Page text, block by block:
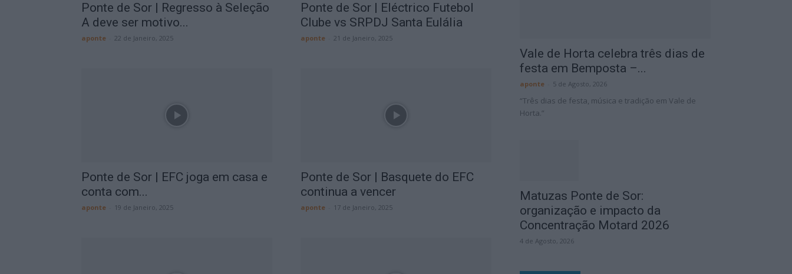
Ponte de Sor | Regresso à Seleção
A deve ser motivo...
aponte 22 de Janeiro, 2025
Ponte de Sor | Eléctrico Futebol
Clube vs SRPDJ Santa Eulália
aponte 21 de Janeiro, 2025
Ponte de Sor | EFC joga em casa e
conta com...
aponte 19 de Janeiro, 2025
Ponte de Sor | Basquete do EFC
continua a vencer
aponte 17 de Janeiro, 2025
Vale de Horta celebra três dias de
festa em Bemposta –...
aponte 5 de Agosto, 2026
“Três dias de festa, música e tradição em Vale de
Horta.”
Matuzas Ponte de Sor:
organização e impacto da
Concentração Motard 2026
4 de Agosto, 2026